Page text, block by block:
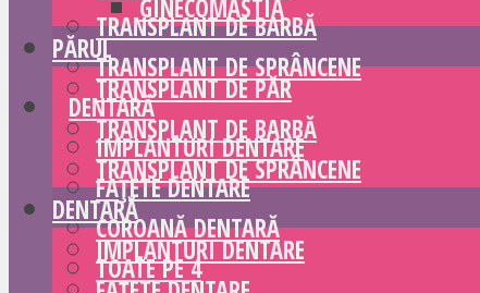
TRANSPLANT DE BARBĂ
TRANSPLANT DE SPRÂNCENE
DENTARĂ
IMPLANTURI DENTARE
FAȚETE DENTARE
COROANĂ DENTARĂ
TOATE PE 4
GINECOMASTIA
PĂRUL
TRANSPLANT DE PĂR
TRANSPLANT DE BARBĂ
TRANSPLANT DE SPRÂNCENE
DENTARĂ
IMPLANTURI DENTARE